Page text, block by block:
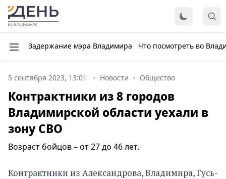
Задержание мэра Владимира Что посмотреть во
5 сентября 2023, 13:01 Новости Общество
Контрактники из 8 городов
Владимирской области уехали в
зону СВО
Возраст бойцов – от 27 до 46 лет.
Контрактники из Александрова, Владимира, Гусь-